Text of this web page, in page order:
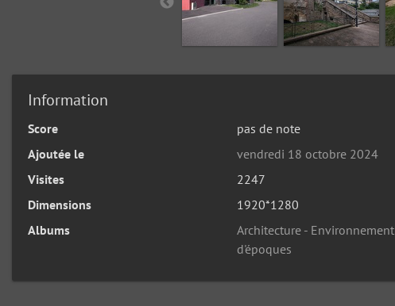
Information
Score
pas de note
Ajoutée le
vendredi 18 octobre 2024
Visites
2247
Dimensions
1920*1280
Albums
Architecture - Environnement
d'époques